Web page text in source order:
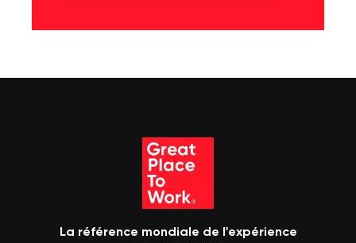
La référence mondiale de l'expérience